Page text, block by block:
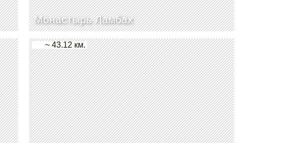
Монастырь Ламбах
~ 43.12 км.